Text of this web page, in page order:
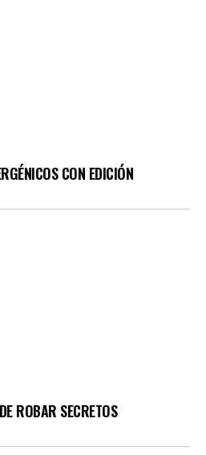
CON EDICIÓN
ROBAR SECRETOS